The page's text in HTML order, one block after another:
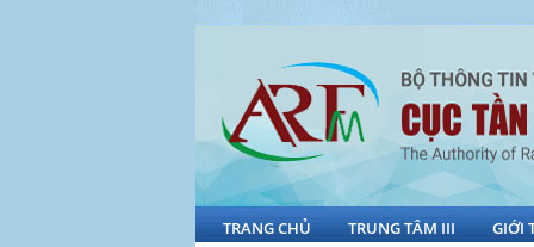
TRANG CHỦ TRUNG TÂM III
GIỚI